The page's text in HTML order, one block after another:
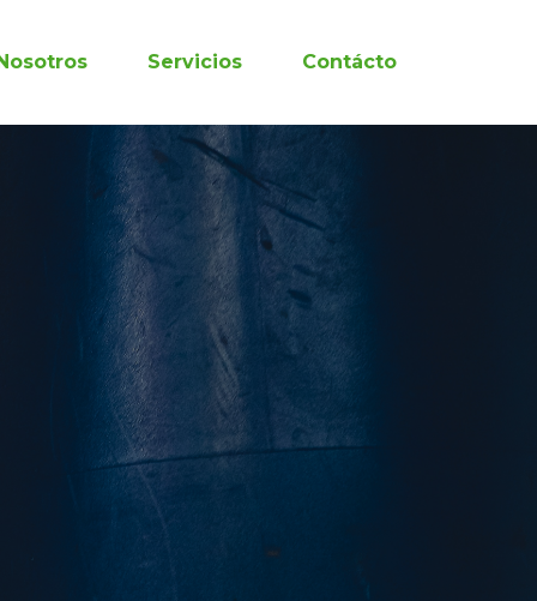
Servicios Contácto